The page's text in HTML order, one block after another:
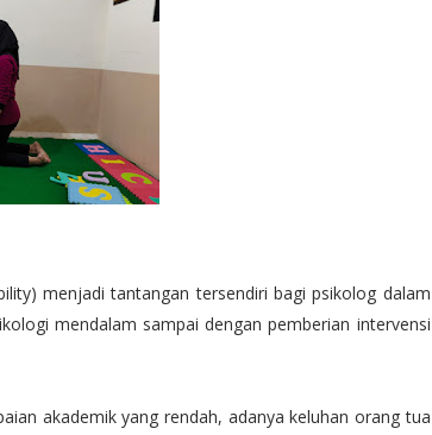
menjadi tantangan tersendiri bagi psikolog dalam
mendalam sampai dengan pemberian intervensi
akademik yang rendah, adanya keluhan orang tua